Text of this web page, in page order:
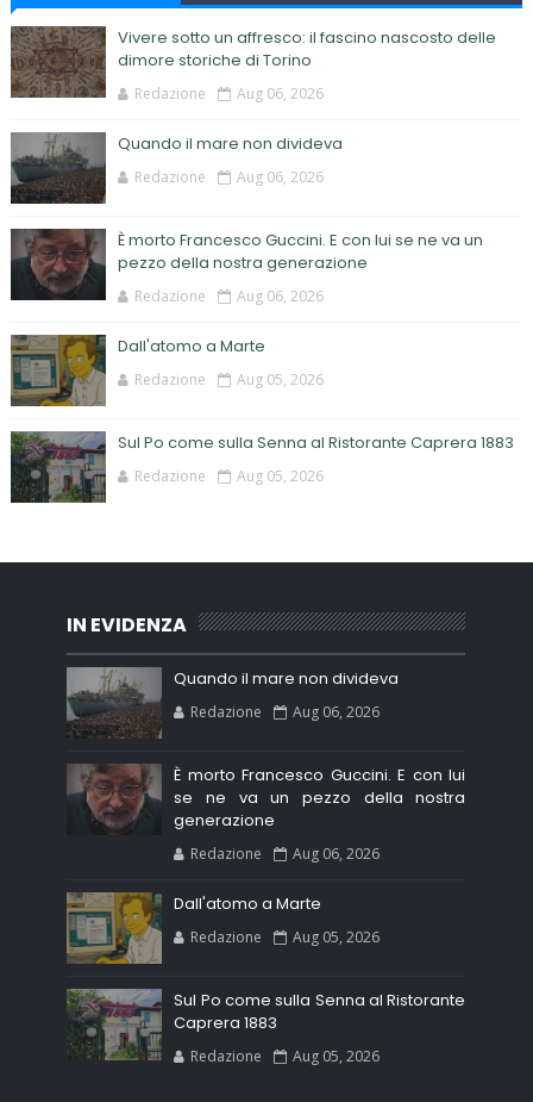
Vivere sotto un affresco: il fascino nascosto delle
dimore storiche di Torino
Redazione Aug 06, 2026
Quando il mare non divideva
Redazione Aug 06, 2026
È morto Francesco Guccini. E con lui se ne va un
pezzo della nostra generazione
Redazione Aug 06, 2026
Dall'atomo a Marte
Redazione Aug 05, 2026
Sul Po come sulla Senna al Ristorante Caprera 1883
Redazione Aug 05, 2026
IN EVIDENZA
Quando il mare non divideva
Redazione Aug 06, 2026
È morto Francesco Guccini. E con lui
se ne va un pezzo della nostra
generazione
Redazione Aug 06, 2026
Dall'atomo a Marte
Redazione Aug 05, 2026
Sul Po come sulla Senna al Ristorante
Caprera 1883
Redazione Aug 05, 2026